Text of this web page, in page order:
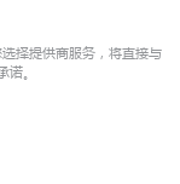
择提供商服务，将直接与
。